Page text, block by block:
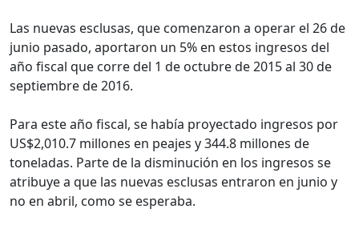
Las nuevas esclusas, que comenzaron a operar el 26 de
junio pasado, aportaron un 5% en estos ingresos del
año fiscal que corre del 1 de octubre de 2015 al 30 de
septiembre de 2016.
Para este año fiscal, se había proyectado ingresos por
US$2,010.7 millones en peajes y 344.8 millones de
toneladas. Parte de la disminución en los ingresos se
atribuye a que las nuevas esclusas entraron en junio y
no en abril, como se esperaba.